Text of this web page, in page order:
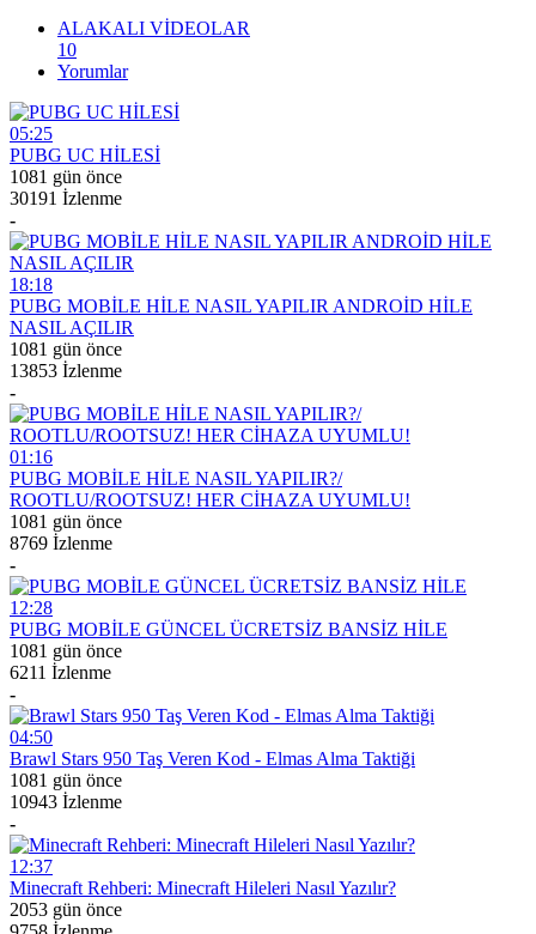
ALAKALI VİDEOLAR
10
Yorumlar
05:25
PUBG UC HİLESİ
1081 gün önce
30191 İzlenme
-
18:18
PUBG MOBİLE HİLE NASIL YAPILIR ANDROİD HİLE
NASIL AÇILIR
1081 gün önce
13853 İzlenme
-
01:16
PUBG MOBİLE HİLE NASIL YAPILIR?/
ROOTLU/ROOTSUZ! HER CİHAZA UYUMLU!
1081 gün önce
8769 İzlenme
-
12:28
PUBG MOBİLE GÜNCEL ÜCRETSİZ BANSİZ HİLE
1081 gün önce
6211 İzlenme
-
04:50
Brawl Stars 950 Taş Veren Kod - Elmas Alma Taktiği
1081 gün önce
10943 İzlenme
-
12:37
Minecraft Rehberi: Minecraft Hileleri Nasıl Yazılır?
2053 gün önce